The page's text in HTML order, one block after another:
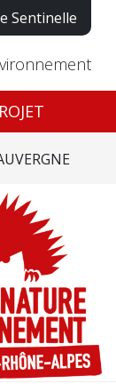
Sentinelle